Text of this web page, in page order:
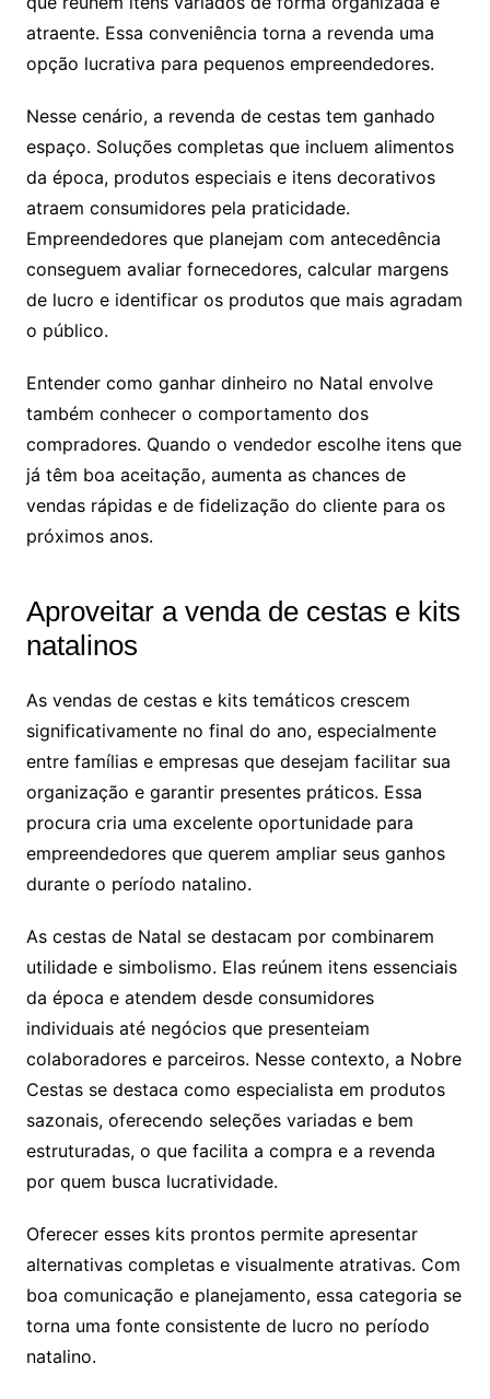
atraente. Essa conveniência torna a revenda uma
opção lucrativa para pequenos empreendedores.
Nesse cenário, a revenda de cestas tem ganhado
espaço. Soluções completas que incluem alimentos
da época, produtos especiais e itens decorativos
atraem consumidores pela praticidade.
Empreendedores que planejam com antecedência
conseguem avaliar fornecedores, calcular margens
de lucro e identificar os produtos que mais agradam
o público.
Entender como ganhar dinheiro no Natal envolve
também conhecer o comportamento dos
compradores. Quando o vendedor escolhe itens que
já têm boa aceitação, aumenta as chances de
vendas rápidas e de fidelização do cliente para os
próximos anos.
Aproveitar a venda de cestas e kits
natalinos
As vendas de cestas e kits temáticos crescem
significativamente no final do ano, especialmente
entre famílias e empresas que desejam facilitar sua
organização e garantir presentes práticos. Essa
procura cria uma excelente oportunidade para
empreendedores que querem ampliar seus ganhos
durante o período natalino.
As cestas de Natal se destacam por combinarem
utilidade e simbolismo. Elas reúnem itens essenciais
da época e atendem desde consumidores
individuais até negócios que presenteiam
colaboradores e parceiros. Nesse contexto, a Nobre
Cestas se destaca como especialista em produtos
sazonais, oferecendo seleções variadas e bem
estruturadas, o que facilita a compra e a revenda
por quem busca lucratividade.
Oferecer esses kits prontos permite apresentar
alternativas completas e visualmente atrativas. Com
boa comunicação e planejamento, essa categoria se
torna uma fonte consistente de lucro no período
natalino.